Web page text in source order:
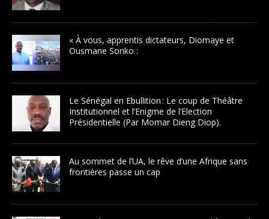
« À vous, apprentis dictateurs, Diomaye et
Ousmane Sonko :
Le Sénégal en Ebullition : Le coup de Théâtre
Institutionnel et l’Enigme de l’Election
Présidentielle (Par Momar Dieng Diop).
Au sommet de l’UA, le rêve d’une Afrique sans
frontières passe un cap